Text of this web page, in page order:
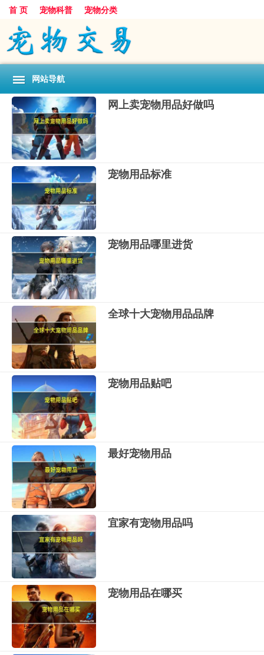
首 页 宠物科普 宠物分类
网站导航
网上卖宠物用品好做吗
宠物用品标准
宠物用品哪里进货
全球十大宠物用品品牌
宠物用品贴吧
最好宠物用品
宜家有宠物用品吗
宠物用品在哪买